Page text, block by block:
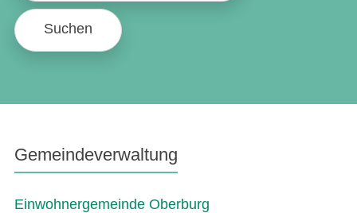
Suchen
Gemeindeverwaltung
Einwohnergemeinde Oberburg